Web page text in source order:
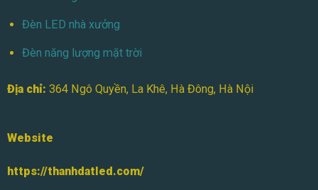
Đèn LED nhà xưởng
Đèn năng lượng mặt trời
Địa chỉ: 364 Ngô Quyền, La Khê, Hà Đông, Hà Nội
Website
https://thanhdatled.com/